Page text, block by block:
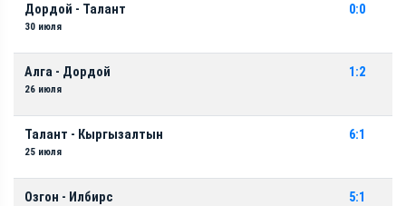
Дордой - Талант
30 июля
0:0
Алга - Дордой
26 июля
1:2
Талант - Кыргызалтын
25 июля
6:1
Озгон - Илбирс 5:1